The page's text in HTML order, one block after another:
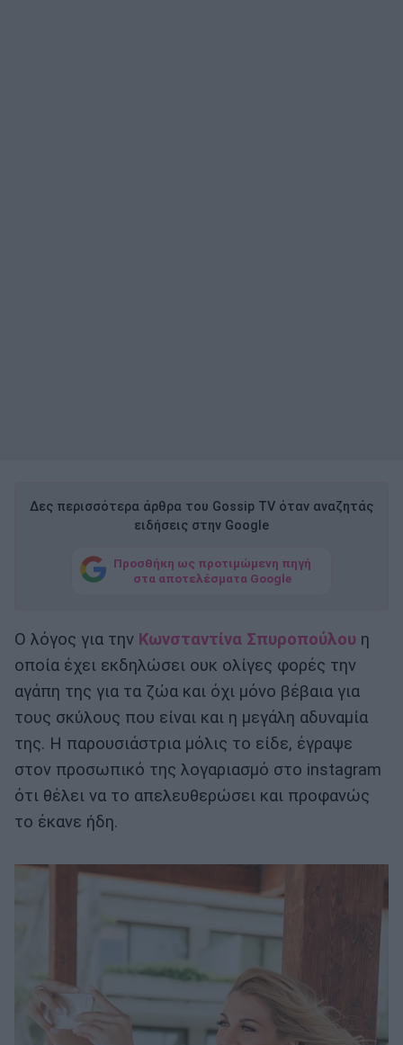
Δες περισσότερα άρθρα του Gossip TV όταν αναζητάς
ειδήσεις στην Google
Προσθήκη ως προτιμώμενη πηγή
στα αποτελέσματα Google
Ο λόγος για την Κωνσταντίνα Σπυροπούλου η
οποία έχει εκδηλώσει ουκ ολίγες φορές την
αγάπη της για τα ζώα και όχι μόνο βέβαια για
τους σκύλους που είναι και η μεγάλη αδυναμία
της. Η παρουσιάστρια μόλις το είδε, έγραψε
στον προσωπικό της λογαριασμό στο instagram
ότι θέλει να το απελευθερώσει και προφανώς
το έκανε ήδη.